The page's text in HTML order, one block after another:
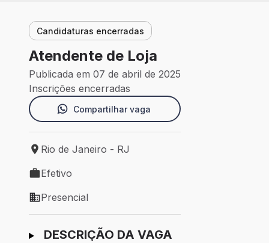
Candidaturas encerradas
Atendente de Loja
Publicada em 07 de abril de 2025
Inscrições encerradas
Compartilhar vaga
Local de trabalho: Rio de Janeiro - RJ
Rio de Janeiro - RJ
Tipo de vaga: Efetivo
Efetivo
Modelo de trabalho: Presencial
Presencial
Ir para candidatura
DESCRIÇÃO DA VAGA